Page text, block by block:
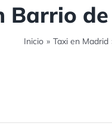
Barrio
Inicio » Taxi en Madrid